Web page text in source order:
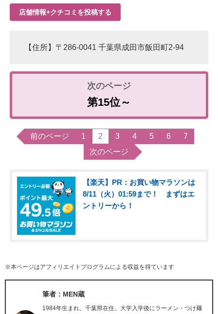
店舗情報+クチコミを投稿する
【住所】〒286-0041 千葉県成田市飯田町2-94
第15位～
前のページ 1 2 3 4 5 6
7
次のページ
【楽天】PR：お買い物マラソンは
8/11（火）01:59まで！ まずはエ
ントリーから！
※本ページはアフィリエイトプログラムによる収益を得ています
筆者：MEN蔵
1984年生まれ、千葉県在住。大学入学後にラーメン・つけ麺